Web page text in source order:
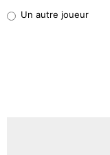
9%
Un autre joueur